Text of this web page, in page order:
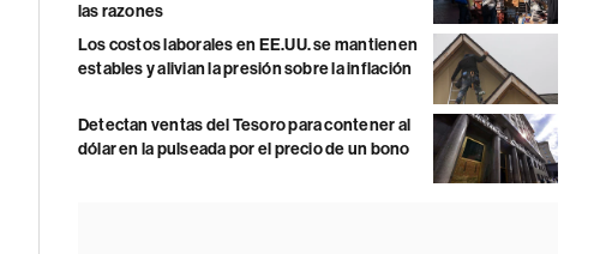
las razones
Los costos laborales en EE.UU. se mantienen
estables y alivian la presión sobre la inflación
Detectan ventas del Tesoro para contener al
dólar en la pulseada por el precio de un bono